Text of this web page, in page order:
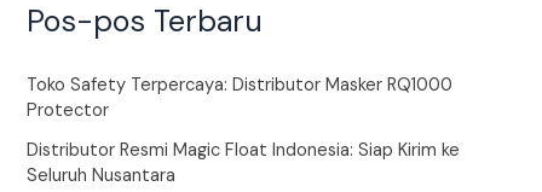
Pos-pos Terbaru
Toko Safety Terpercaya: Distributor Masker RQ1000
Protector
Distributor Resmi Magic Float Indonesia: Siap Kirim ke
Seluruh Nusantara